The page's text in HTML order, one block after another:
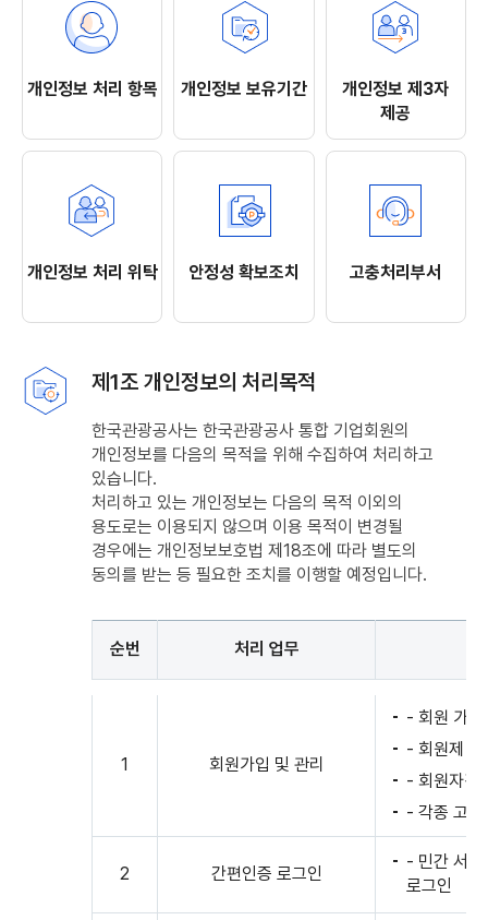
개인정보 처리 항목 개인정보 보유기간
개인정보 제3자
제공
개인정보 처리 위탁 안정성 확보조치 고충처리부서
제1조 개인정보의 처리목적
한국관광공사는 한국관광공사 통합 기업회원의
개인정보를 다음의 목적을 위해 수집하여 처리하고
있습니다.
처리하고 있는 개인정보는 다음의 목적 이외의
용도로는 이용되지 않으며 이용 목적이 변경될
경우에는 개인정보보호법 제18조에 따라 별도의
동의를 받는 등 필요한 조치를 이행할 예정입니다.
개인정보파일의
순번 처리 업무
1 회원가입 및 관리
- 회원 가입
- 회원제 서
- 회원자격
- 각종 고지
2 간편인증 로그인
- 민간 서비
로그인